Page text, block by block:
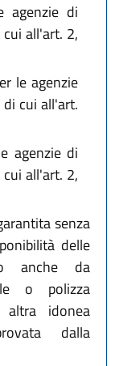
agenzie di
all'art. 2,
le agenzie
cui all'art.
agenzie di
all'art. 2,
senza
delle
anche da
o polizza
altra idonea
dalla